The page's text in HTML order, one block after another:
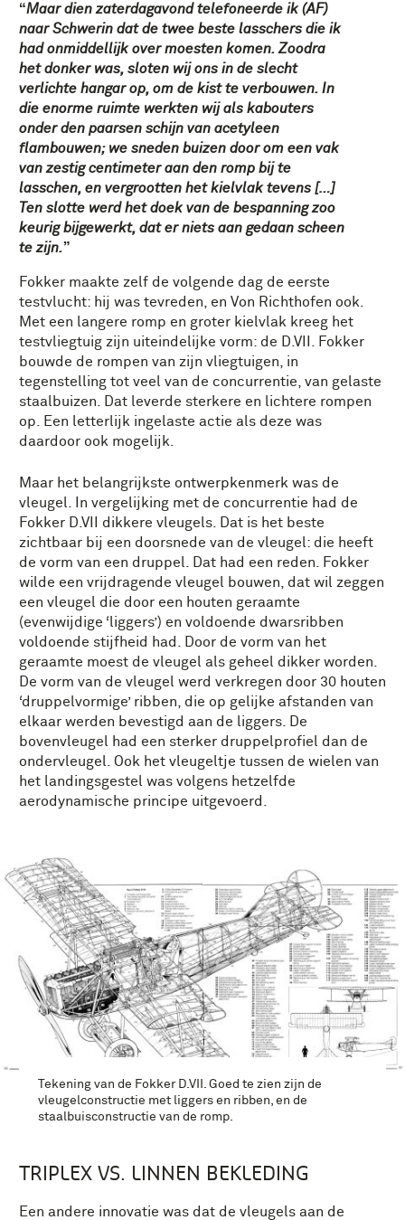
Maar dien zaterdagavond telefoneerde ik (AF)
naar Schwerin dat de twee beste lasschers die ik
had onmiddellijk over moesten komen. Zoodra
het donker was, sloten wij ons in de slecht
verlichte hangar op, om de kist te verbouwen. In
die enorme ruimte werkten wij als kabouters
onder den paarsen schijn van acetyleen
flambouwen; we sneden buizen door om een vak
van zestig centimeter aan den romp bij te
lasschen, en vergrootten het kielvlak tevens […]
Ten slotte werd het doek van de bespanning zoo
keurig bijgewerkt, dat er niets aan gedaan scheen
te zijn.
Fokker maakte zelf de volgende dag de eerste
testvlucht: hij was tevreden, en Von Richthofen ook.
Met een langere romp en groter kielvlak kreeg het
testvliegtuig zijn uiteindelijke vorm: de D.VII. Fokker
bouwde de rompen van zijn vliegtuigen, in
tegenstelling tot veel van de concurrentie, van gelaste
staalbuizen. Dat leverde sterkere en lichtere rompen
op. Een letterlijk ingelaste actie als deze was
daardoor ook mogelijk.
Maar het belangrijkste ontwerpkenmerk was de
vleugel. In vergelijking met de concurrentie had de
Fokker D.VII dikkere vleugels. Dat is het beste
zichtbaar bij een doorsnede van de vleugel: die heeft
de vorm van een druppel. Dat had een reden. Fokker
wilde een vrijdragende vleugel bouwen, dat wil zeggen
een vleugel die door een houten geraamte
(evenwijdige ‘liggers’) en voldoende dwarsribben
voldoende stijfheid had. Door de vorm van het
geraamte moest de vleugel als geheel dikker worden.
De vorm van de vleugel werd verkregen door 30 houten
‘druppelvormige’ ribben, die op gelijke afstanden van
elkaar werden bevestigd aan de liggers. De
bovenvleugel had een sterker druppelprofiel dan de
ondervleugel. Ook het vleugeltje tussen de wielen van
het landingsgestel was volgens hetzelfde
aerodynamische principe uitgevoerd.
Tekening van de Fokker D.VII. Goed te zien zijn de
vleugelconstructie met liggers en ribben, en de
staalbuisconstructie van de romp.
TRIPLEX VS. LINNEN BEKLEDING
Een andere innovatie was dat de vleugels aan de